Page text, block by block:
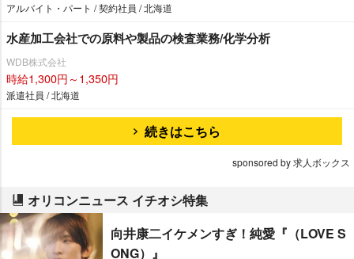
アルバイト・パート / 契約社員 / 北海道
水産加工会社での原料や製品の検査業務/化学分析
WDB株式会社
時給1,300円～1,350円
派遣社員 / 北海道
続きはこちら
sponsored by 求人ボックス
オリコンニュース イチオシ特集
向井康二イケメンすぎ！純愛『（LOVE S
ONG）』